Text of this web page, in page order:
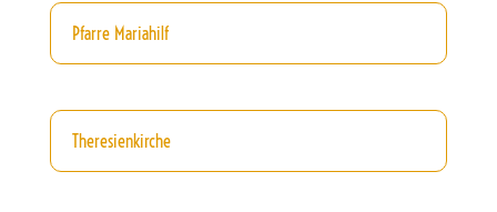
Pfarre Mariahilf
Theresienkirche